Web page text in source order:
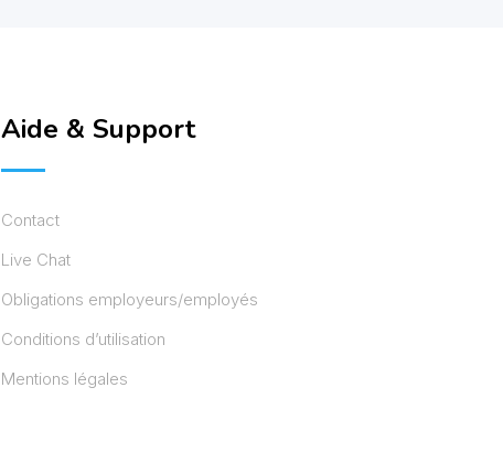
Aide & Support
Contact
Live Chat
Obligations employeurs/employés
Conditions d’utilisation
Mentions légales